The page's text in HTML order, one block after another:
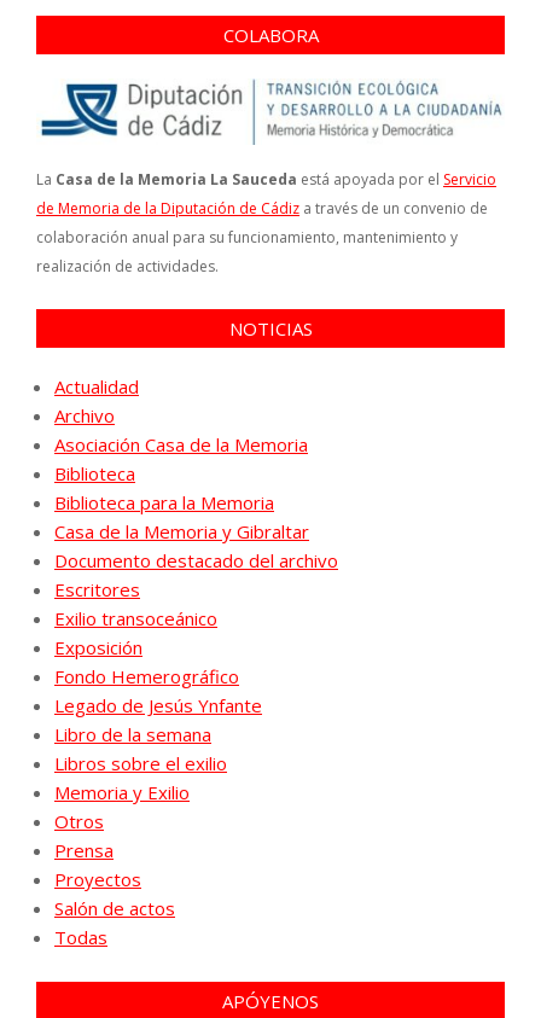
COLABORA
La Casa de la Memoria La Sauceda está apoyada por el Servicio
de Memoria de la Diputación de Cádiz a través de un convenio de
colaboración anual para su funcionamiento, mantenimiento y
realización de actividades.
NOTICIAS
Actualidad
Archivo
Asociación Casa de la Memoria
Biblioteca
Biblioteca para la Memoria
Casa de la Memoria y Gibraltar
Documento destacado del archivo
Escritores
Exilio transoceánico
Exposición
Fondo Hemerográfico
Legado de Jesús Ynfante
Libro de la semana
Libros sobre el exilio
Memoria y Exilio
Otros
Prensa
Proyectos
Salón de actos
Todas
APÓYENOS